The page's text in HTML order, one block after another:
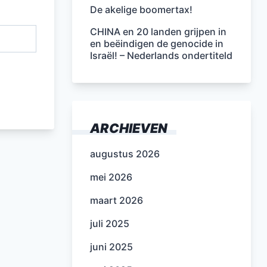
De akelige boomertax!
CHINA en 20 landen grijpen in
en beëindigen de genocide in
Israël! – Nederlands ondertiteld
ARCHIEVEN
augustus 2026
mei 2026
maart 2026
juli 2025
juni 2025